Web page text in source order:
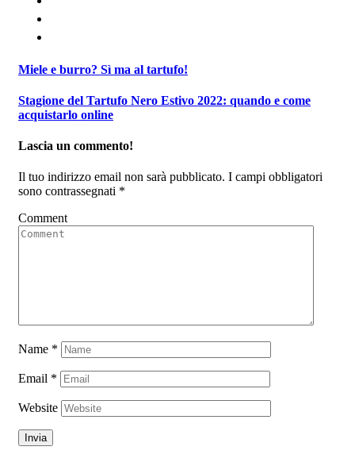
Miele e burro? Sì ma al tartufo!
Stagione del Tartufo Nero Estivo 2022: quando e come
acquistarlo online
Lascia un commento!
Il tuo indirizzo email non sarà pubblicato. I campi obbligatori
sono contrassegnati *
Comment
Name *
Email *
Website